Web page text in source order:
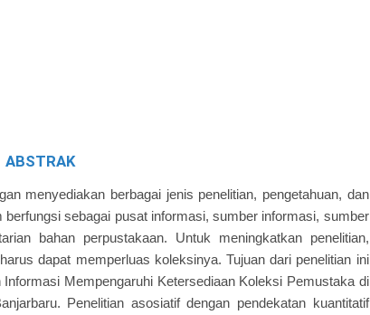
ABSTRAK
menyediakan berbagai jenis penelitian, pengetahuan, dan
sebagai pusat informasi, sumber informasi, sumber
bahan perpustakaan. Untuk meningkatkan penelitian,
dapat memperluas koleksinya. Tujuan dari penelitian ini
Mempengaruhi Ketersediaan Koleksi Pemustaka di
Penelitian asosiatif dengan pendekatan kuantitatif